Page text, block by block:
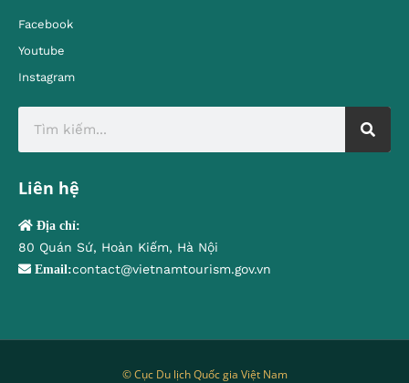
Facebook
Youtube
Instagram
Liên hệ
Địa chỉ:
80 Quán Sứ, Hoàn Kiếm, Hà Nội
Email:contact@vietnamtourism.gov.vn
© Cục Du lịch Quốc gia Việt Nam